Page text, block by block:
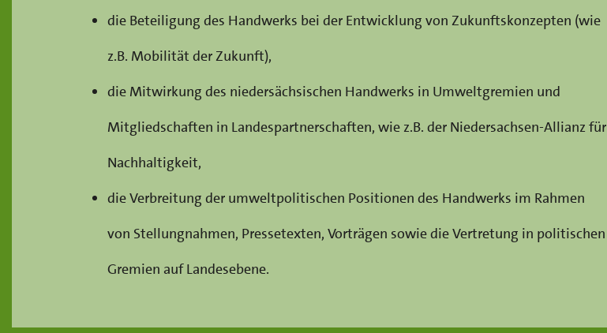
die Beteiligung des Handwerks bei der Entwicklung von Zukunftskonzepten (wie
z.B. Mobilität der Zukunft),
die Mitwirkung des niedersächsischen Handwerks in Umweltgremien und
Mitgliedschaften in Landespartnerschaften, wie z.B. der Niedersachsen-Allianz für
Nachhaltigkeit,
die Verbreitung der umweltpolitischen Positionen des Handwerks im Rahmen
von Stellungnahmen, Pressetexten, Vorträgen sowie die Vertretung in politischen
Gremien auf Landesebene.